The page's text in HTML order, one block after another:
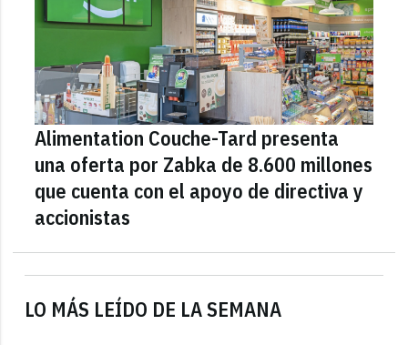
LO MÁS LEÍDO DE LA SEMANA
Alimentation Couche-Tard presenta
una oferta por Zabka de 8.600 millones
que cuenta con el apoyo de directiva y
accionistas